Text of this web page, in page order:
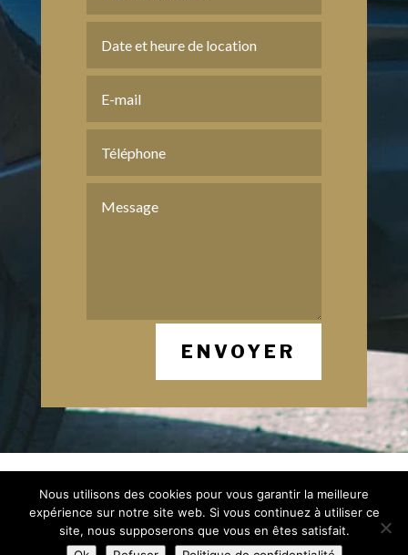
ENVOYER
Politique de Confidentialité
Plan du Site
Création Site Internet Saint-Etienne |
WEBILIKO |
Nous utilisons des cookies pour vous garantir la meilleure
expérience sur notre site web. Si vous continuez à utiliser ce
site, nous supposerons que vous en êtes satisfait.